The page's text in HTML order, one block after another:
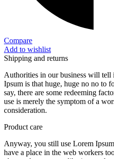
Compare
Add to wishlist
Shipping and returns
Authorities in our business will tell
Ipsum is that huge, huge no no to
say, there are some redeeming
use is merely the symptom of a
consideration.
Product care
Anyway, you still use Lorem
have a place in the web workers